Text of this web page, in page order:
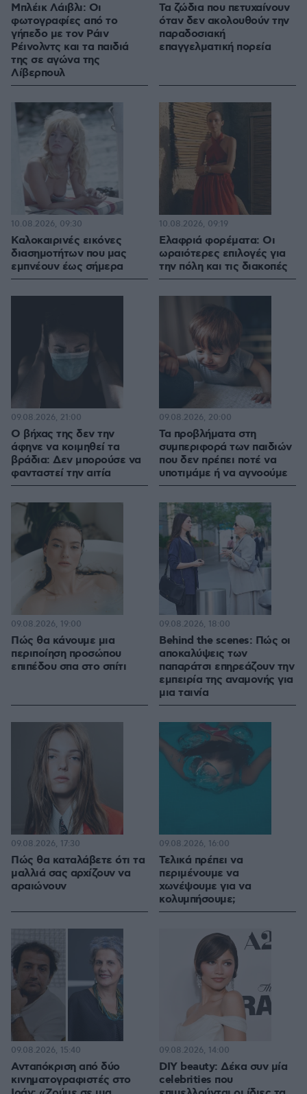
Μπλέικ Λάιβλι: Οι
φωτογραφίες από το
γήπεδο με τον Ράιν
Ρέινολντς και τα παιδιά
της σε αγώνα της
Λίβερπουλ
Τα ζώδια που πετυχαίνουν
όταν δεν ακολουθούν την
παραδοσιακή
επαγγελματική πορεία
Καλοκαιρινές εικόνες
διασημοτήτων που μας
εμπνέουν έως σήμερα
10.08.2026, 09:30
Eλαφριά φορέματα: Οι
ωραιότερες επιλογές για
την πόλη και τις διακοπές
10.08.2026, 09:19
Ο βήχας της δεν την
άφηνε να κοιμηθεί τα
βράδια: Δεν μπορούσε να
φανταστεί την αιτία
09.08.2026, 21:00
Τα προβλήματα στη
συμπεριφορά των παιδιών
που δεν πρέπει ποτέ να
υποτιμάμε ή να αγνοούμε
09.08.2026, 20:00
Πώς θα κάνουμε μια
περιποίηση προσώπου
επιπέδου σπα στο σπίτι
09.08.2026, 19:00
Behind the scenes: Πώς οι
αποκαλύψεις των
παπαράτσι επηρεάζουν την
εμπειρία της αναμονής για
μια ταινία
09.08.2026, 18:00
Πώς θα καταλάβετε ότι τα
μαλλιά σας αρχίζουν να
αραιώνουν
09.08.2026, 17:30
Τελικά πρέπει να
περιμένουμε να
χωνέψουμε για να
κολυμπήσουμε;
09.08.2026, 16:00
Ανταπόκριση από δύο
κινηματογραφιστές στο
09.08.2026, 15:40
DIY beauty: Δέκα συν μία
celebrities που
09.08.2026, 14:00